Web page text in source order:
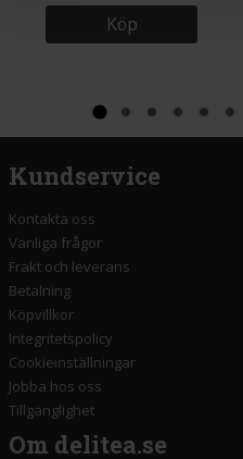
Köp
Kundservice
Kontakta oss
Vanliga frågor
Frakt och leverans
Betalning
Köpvillkor
Integritetspolicy
Cookieinställningar
Jobba hos oss
Tillgänglighet
Om delitea.se